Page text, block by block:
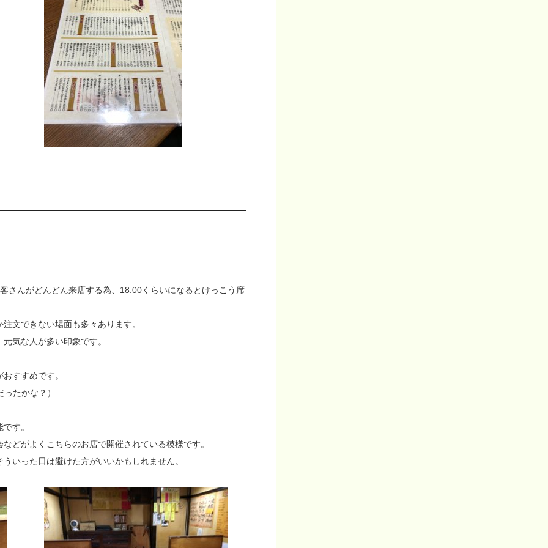
さんがどんどん来店する為、18:00くらいになるとけっこう席
文できない場面も多々あります。
気な人が多い印象です。
すすめです。
たかな？）
す。
どがよくこちらのお店で開催されている模様です。
いった日は避けた方がいいかもしれません。